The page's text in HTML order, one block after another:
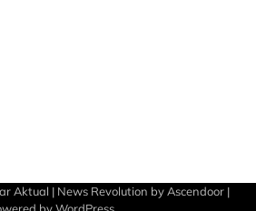
Aktual | News Revolution by Ascendoor |
byWordPress